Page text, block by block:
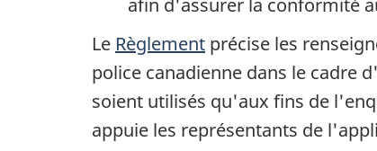
Le Règlement précise les
police canadienne dans le cadre
soient utilisés qu'aux fins de
appuie les représentants de